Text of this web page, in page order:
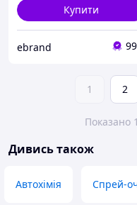
Купити
ebrand
1 2
Показано
Дивись також
Автохімія Спрей-